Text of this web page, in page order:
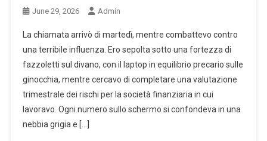
June 29, 2026 Admin
La chiamata arrivò di martedì, mentre combattevo contro
una terribile influenza. Ero sepolta sotto una fortezza di
fazzoletti sul divano, con il laptop in equilibrio precario sulle
ginocchia, mentre cercavo di completare una valutazione
trimestrale dei rischi per la società finanziaria in cui
lavoravo. Ogni numero sullo schermo si confondeva in una
nebbia grigia e […]